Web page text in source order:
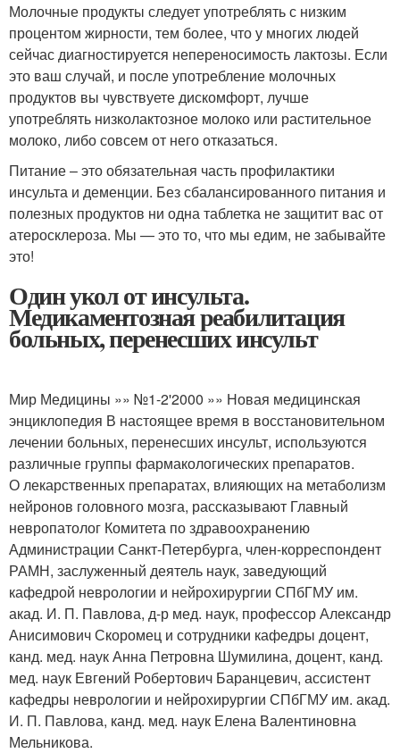
Молочные продукты следует употреблять с низким
процентом жирности, тем более, что у многих людей
сейчас диагностируется непереносимость лактозы. Если
это ваш случай, и после употребление молочных
продуктов вы чувствуете дискомфорт, лучше
употреблять низколактозное молоко или растительное
молоко, либо совсем от него отказаться.
Питание – это обязательная часть профилактики
инсульта и деменции. Без сбалансированного питания и
полезных продуктов ни одна таблетка не защитит вас от
атеросклероза. Мы — это то, что мы едим, не забывайте
это!
Один укол от инсульта.
Медикаментозная реабилитация
больных, перенесших инсульт
Мир Медицины »» №1-2'2000 »» Новая медицинская
энциклопедия В настоящее время в восстановительном
лечении больных, перенесших инсульт, используются
различные группы фармакологических препаратов.
О лекарственных препаратах, влияющих на метаболизм
нейронов головного мозга, рассказывают Главный
невропатолог Комитета по здравоохранению
Администрации Санкт-Петербурга, член-корреспондент
РАМН, заслуженный деятель наук, заведующий
кафедрой неврологии и нейрохирургии СПбГМУ им.
акад. И. П. Павлова, д-р мед. наук, профессор Александр
Анисимович Скоромец и сотрудники кафедры доцент,
канд. мед. наук Анна Петровна Шумилина, доцент, канд.
мед. наук Евгений Робертович Баранцевич, ассистент
кафедры неврологии и нейрохирургии СПбГМУ им. акад.
И. П. Павлова, канд. мед. наук Елена Валентиновна
Мельникова.